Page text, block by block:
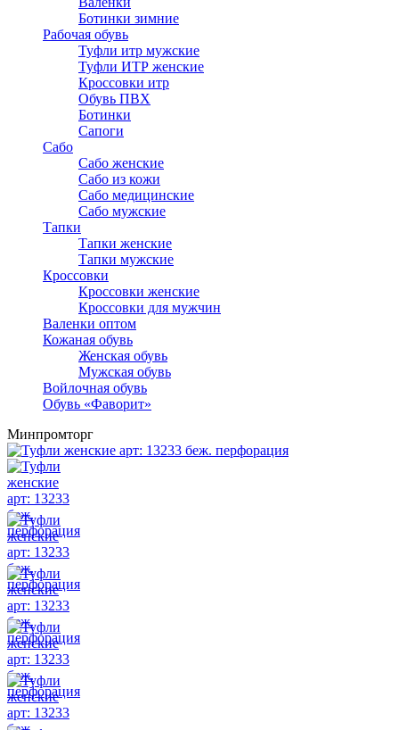
Ботинки зимние
Рабочая обувь
Туфли итр мужские
Туфли ИТР женские
Кроссовки итр
Обувь ПВХ
Ботинки
Сапоги
Сабо
Сабо женские
Сабо из кожи
Сабо медицинские
Сабо мужские
Тапки
Тапки женские
Тапки мужские
Кроссовки
Кроссовки женские
Кроссовки для мужчин
Валенки оптом
Кожаная обувь
Женская обувь
Мужская обувь
Войлочная обувь
Обувь «Фаворит»
Минпромторг